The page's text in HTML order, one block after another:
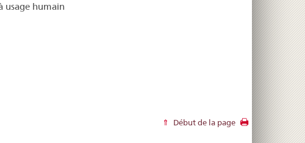
usage humain
Début de la page